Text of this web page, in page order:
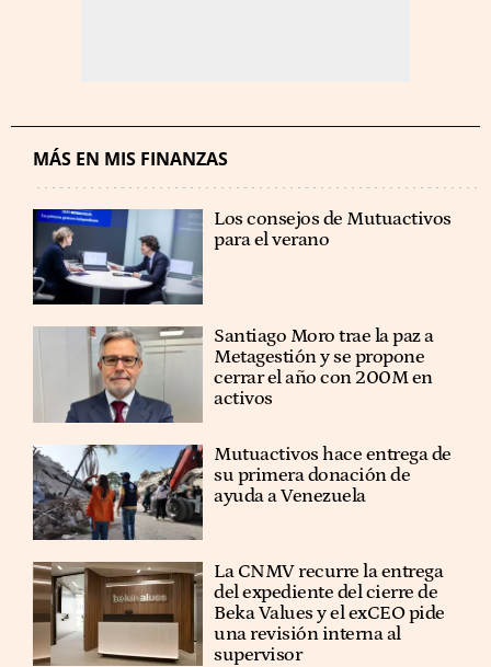
MÁS EN MIS FINANZAS
Los consejos de Mutuactivos
para el verano
Santiago Moro trae la paz a
Metagestión y se propone
cerrar el año con 200M en
activos
Mutuactivos hace entrega de
su primera donación de
ayuda a Venezuela
La CNMV recurre la entrega
del expediente del cierre de
Beka Values y el exCEO pide
una revisión interna al
supervisor